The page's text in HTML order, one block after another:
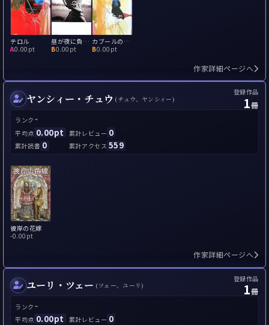
テロル
A0.00pt
昼が夜に負うもの
B0.00pt
カブールの燕たち
B0.00pt
作家詳細ページへ
ヤンシィー・チュウ (チュウ、ヤンシィー)
登録作品
1冊
ランク -
平均点 0.00pt 累計レビュー 0
累計読書 0 累計アクセス 559
彼岸の花嫁
-0.00pt
作家詳細ページへ
ユーリ・ツェー (ツェー、ユーリ)
登録作品
1冊
ランク -
平均点 0.00pt 累計レビュー 0